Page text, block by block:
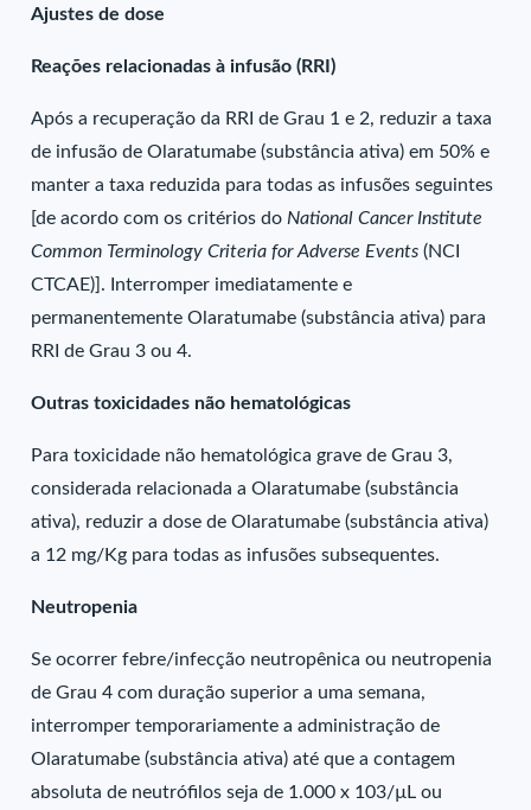
Ajustes de dose
Reações relacionadas à infusão (RRI)
Após a recuperação da RRI de Grau 1 e 2, reduzir a taxa
de infusão de Olaratumabe (substância ativa) em 50% e
manter a taxa reduzida para todas as infusões seguintes
[de acordo com os critérios do National Cancer Institute
Common Terminology Criteria for Adverse Events (NCI
CTCAE)]. Interromper imediatamente e
permanentemente Olaratumabe (substância ativa) para
RRI de Grau 3 ou 4.
Outras toxicidades não hematológicas
Para toxicidade não hematológica grave de Grau 3,
considerada relacionada a Olaratumabe (substância
ativa), reduzir a dose de Olaratumabe (substância ativa)
a 12 mg/Kg para todas as infusões subsequentes.
Neutropenia
Se ocorrer febre/infecção neutropênica ou neutropenia
de Grau 4 com duração superior a uma semana,
interromper temporariamente a administração de
Olaratumabe (substância ativa) até que a contagem
absoluta de neutrófilos seja de 1.000 x 103/µL ou